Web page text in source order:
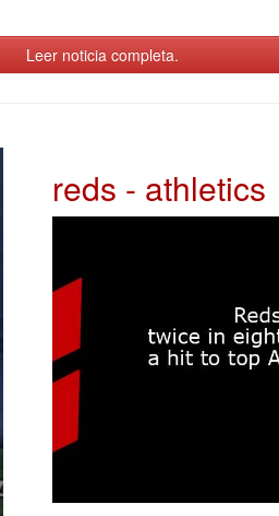
Leer noticia completa.
reds - athletics